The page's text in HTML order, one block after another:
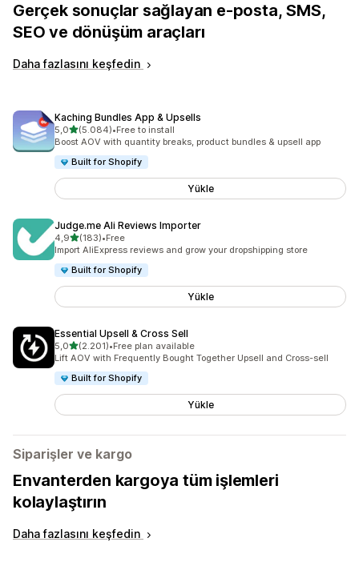
Gerçek sonuçlar sağlayan e-posta, SMS,
SEO ve dönüşüm araçları
Daha fazlasını keşfedin
Kaching Bundles App & Upsells
5,05 yıldız üzerinden
(5.084)
toplam 5084 değerlendirme
•Free to install
Boost AOV with quantity breaks, product bundles & upsell app
Built for Shopify
Yükle
Judge.me Ali Reviews Importer
4,95 yıldız üzerinden
(183)
toplam 183 değerlendirme
•Free
Import AliExpress reviews and grow your dropshipping store
Built for Shopify
Yükle
Essential Upsell & Cross Sell
5,05 yıldız üzerinden
(2.201)
toplam 2201 değerlendirme
•Free plan available
Lift AOV with Frequently Bought Together Upsell and Cross-sell
Built for Shopify
Yükle
Siparişler ve kargo
Envanterden kargoya tüm işlemleri
kolaylaştırın
Daha fazlasını keşfedin